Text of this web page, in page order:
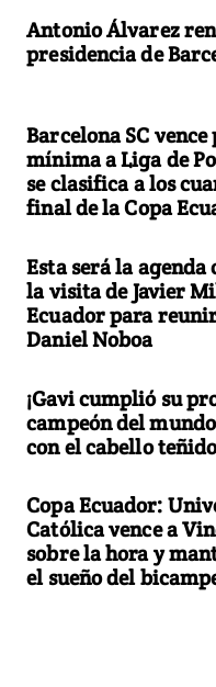
Antonio Álvarez
presidencia de
Barcelona SC
mínima a Liga de
se clasifica a los
final de la Copa
Esta será la
la visita de Javier
Ecuador para
Daniel Noboa
¡Gavi cumplió su
campeón del
con el cabello
Copa Ecuador:
Católica vence a
sobre la hora y
el sueño del